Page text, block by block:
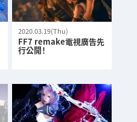
2020.03.19(Thu)
FF7 remake電視廣告先
行公開！